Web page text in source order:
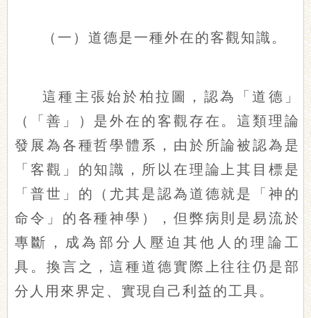
（一）道德是一種外在的客觀知識。
這種主張始於柏拉圖，認為「道德」
（「善」）是外在的客觀存在。這類理論
發展為各種哲學體系，由於所論被認為是
「客觀」的知識，所以在理論上其目標是
「普世」的（尤其是認為道德就是「神的
命令」的各種神學），但弊病則是易流於
專斷，成為部分人壓迫其他人的理論工
具。換言之，這種道德實際上往往仍是部
分人用來界定、實現自己利益的工具。